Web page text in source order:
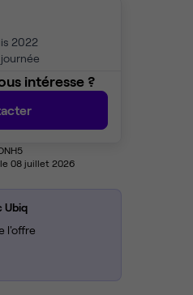
2022
intéresse ?
08 juillet 2026
Ubiq
l'offre